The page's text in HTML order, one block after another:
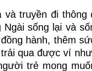
và truyền đi thông
sống lại và
hành, thêm
qua được ví
trẻ mong